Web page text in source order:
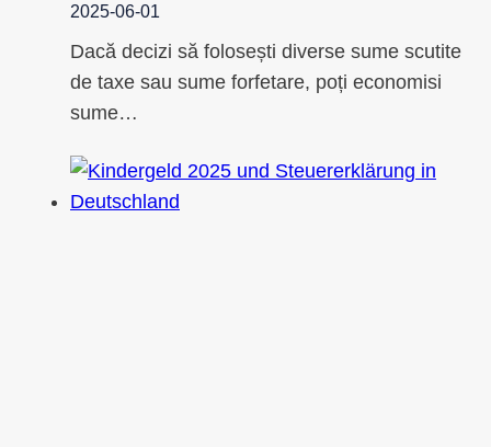
2025-06-01
Dacă decizi să folosești diverse sume scutite
de taxe sau sume forfetare, poți economisi
sume…